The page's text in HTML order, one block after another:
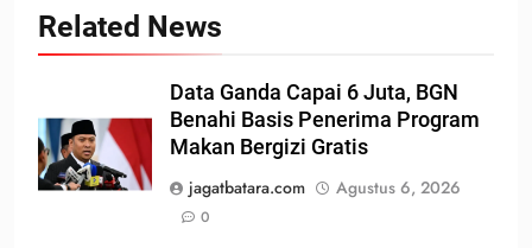
Related News
Data Ganda Capai 6 Juta, BGN
Benahi Basis Penerima Program
Makan Bergizi Gratis
jagatbatara.com
Agustus 6, 2026
0